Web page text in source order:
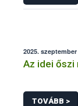
2025.
Az idei őszi
TOVÁBB >